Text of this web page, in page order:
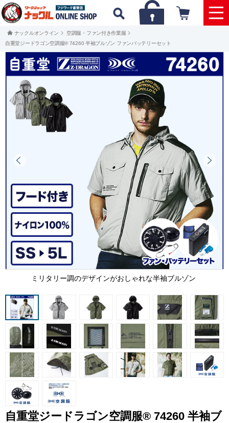
ナックルオンライン
空調服・ファン付き作業服
自重堂ジードラゴン空調服® 74260 半袖ブルゾン ファンバッテリーセット
ミリタリー調のデザインがおしゃれな半袖ブルゾン
自重堂ジードラゴン空調服® 74260 半袖ブ